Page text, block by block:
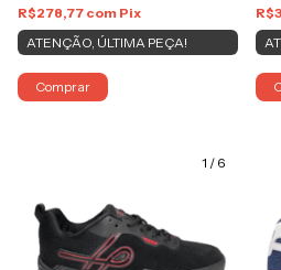
R$278,77 com Pix
ATENÇÃO, ÚLTIMA PEÇA!
Comprar
1 / 6